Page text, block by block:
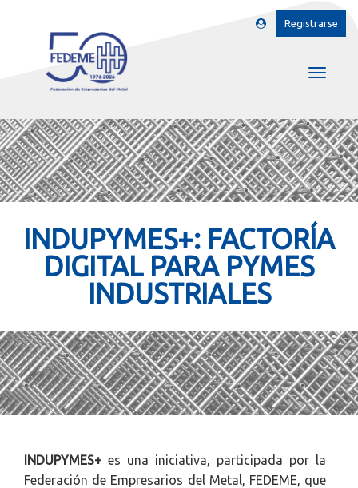
Registrarse
INDUPYMES+: FACTORÍA
DIGITAL PARA PYMES
INDUSTRIALES
INDUPYMES+ es una iniciativa, participada por la
Federación de Empresarios del Metal, FEDEME, que